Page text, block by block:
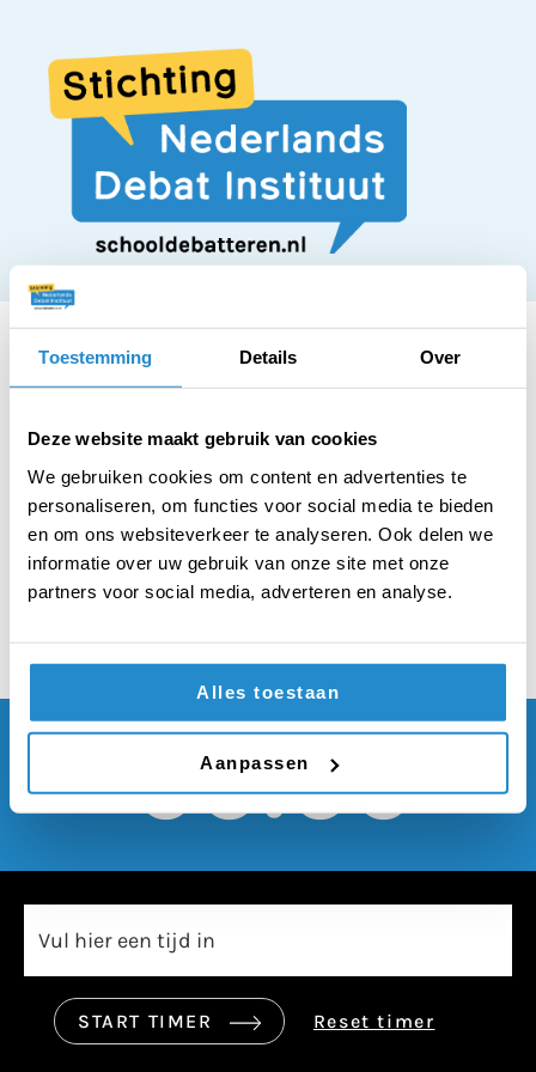
Toestemming Details Over
Deze website maakt gebruik van cookies
We gebruiken cookies om content en advertenties te
personaliseren, om functies voor social media te bieden
en om ons websiteverkeer te analyseren. Ook delen we
informatie over uw gebruik van onze site met onze
partners voor social media, adverteren en analyse.
Alles toestaan
Aanpassen
STELLING
Sportteams moeten
altijd gemixt zijn
00:00
START TIMER Reset timer